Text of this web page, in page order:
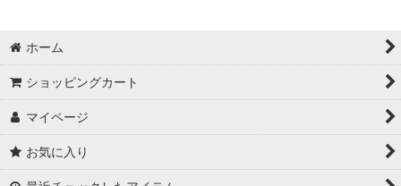
ホーム
ショッピングカート
マイページ
お気に入り